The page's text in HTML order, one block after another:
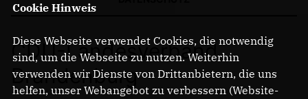
CDU-Landesverband
Brandenburg
Cookie Hinweis
Diese Webseite verwendet Cookies, die notwendig
sind, um die Webseite zu nutzen. Weiterhin
verwenden wir Dienste von Drittanbietern, die uns
helfen, unser Webangebot zu verbessern (Website-